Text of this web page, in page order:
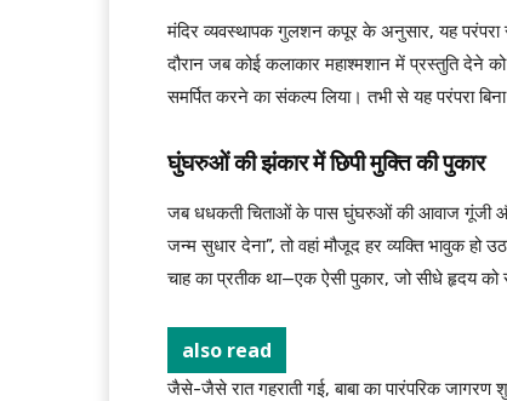
मंदिर व्यवस्थापक गुलशन कपूर के अनुसार, यह परंपरा
दौरान जब कोई कलाकार महाश्मशान में प्रस्तुति
समर्पित करने का संकल्प लिया। तभी से यह परंपरा
घुंघरुओं की झंकार में छिपी मुक्ति की पुकार
जब धधकती चिताओं के पास घुंघरुओं की आवाज गूंजी
जन्म सुधार देना”, तो वहां मौजूद हर व्यक्ति भावुक हो
चाह का प्रतीक था—एक ऐसी पुकार, जो सीधे हृदय को
also read
जैसे-जैसे रात गहराती गई, बाबा का पारंपरिक